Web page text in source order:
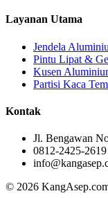
Layanan Utama
Jendela
Pintu Lipat &
Kusen
Partisi Kaca
Kontak
Jl. Bengawan
0812-2425-2619
© 2026